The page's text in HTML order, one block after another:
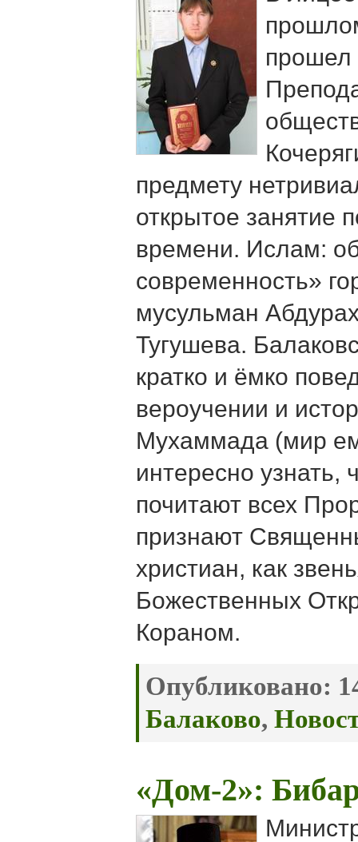
прошел
предмету
открытое занятие
времени. Ислам:
современность»
мусульман
Тугушева.
кратко и ёмко
вероучении и
Мухаммада (мир
интересно узнать,
почитают всех
признают
христиан, как
Божественных
Кораном.
Опубликовано:
Балаково,
«Дом-2»: